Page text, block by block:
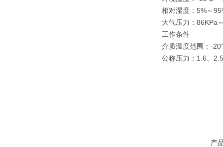
相对湿度：5%～
大气压力：86KPa
工作条件
介质温度范围：-
公称压力：1.6、
产